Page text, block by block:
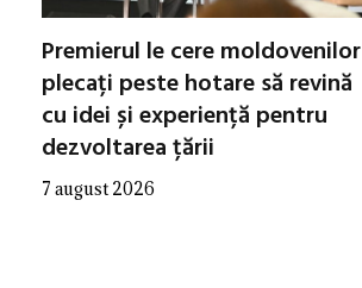
Premierul le cere moldovenilor
plecați peste hotare să revină
cu idei și experiență pentru
dezvoltarea țării
7 august 2026